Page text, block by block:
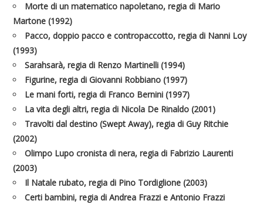
Morte di un matematico napoletano, regia di Mario
Martone (1992)
Pacco, doppio pacco e contropaccotto, regia di Nanni Loy
(1993)
Sarahsarà, regia di Renzo Martinelli (1994)
Figurine, regia di Giovanni Robbiano (1997)
Le mani forti, regia di Franco Bernini (1997)
La vita degli altri, regia di Nicola De Rinaldo (2001)
Travolti dal destino (Swept Away), regia di Guy Ritchie
(2002)
Olimpo Lupo cronista di nera, regia di Fabrizio Laurenti
(2003)
Il Natale rubato, regia di Pino Tordiglione (2003)
Certi bambini, regia di Andrea Frazzi e Antonio Frazzi